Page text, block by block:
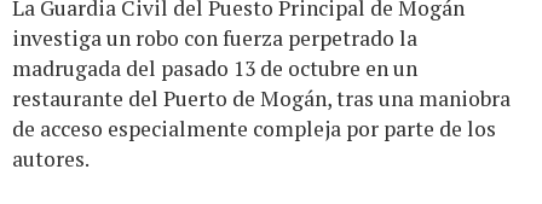
La Guardia Civil del Puesto Principal de Mogán
investiga un robo con fuerza perpetrado la
madrugada del pasado 13 de octubre en un
restaurante del Puerto de Mogán, tras una maniobra
de acceso especialmente compleja por parte de los
autores.